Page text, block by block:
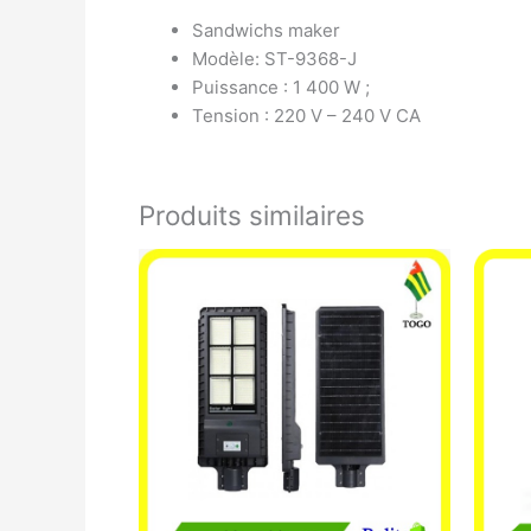
Sandwichs maker
Modèle: ST-9368-J
Puissance : 1 400 W ;
Tension : 220 V – 240 V CA
Produits similaires